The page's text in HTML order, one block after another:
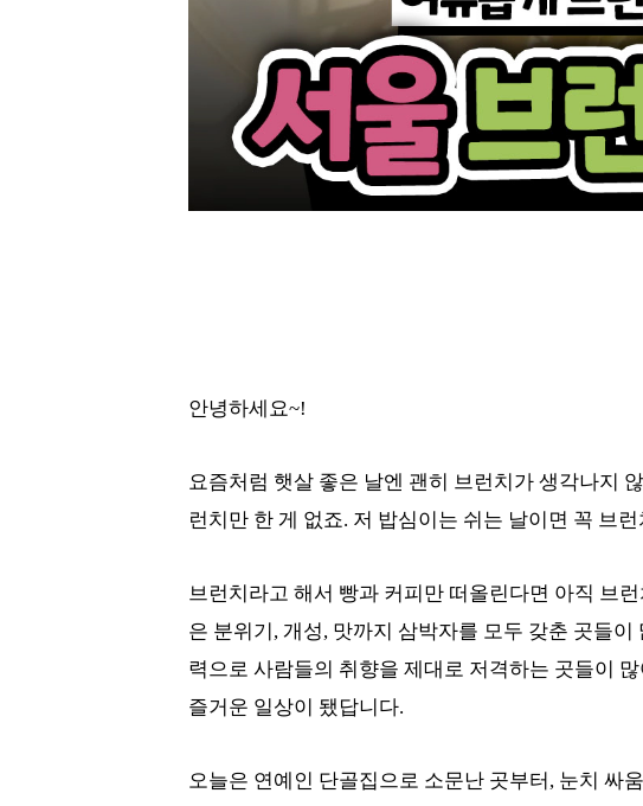
안녕하세요~!
요즘처럼 햇살 좋은 날엔 괜히 브런치가 생각나지
런치만 한 게 없죠. 저 밥심이는 쉬는 날이면 꼭 브
브런치라고 해서 빵과 커피만 떠올린다면 아직 브
은 분위기, 개성, 맛까지 삼박자를 모두 갖춘 곳들
력으로 사람들의 취향을 제대로 저격하는 곳들이
즐거운 일상이 됐답니다.
오늘은 연예인 단골집으로 소문난 곳부터, 눈치 싸